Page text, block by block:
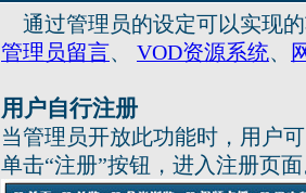
通过管理员的设定可以实现
管理员留言、 VOD资源系统、
用户自行注册
当管理员开放此功能时，用户
单击“注册”按钮，进入注册页